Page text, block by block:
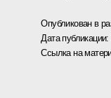
Опубликован в
Дата публикации:
Ссылка на